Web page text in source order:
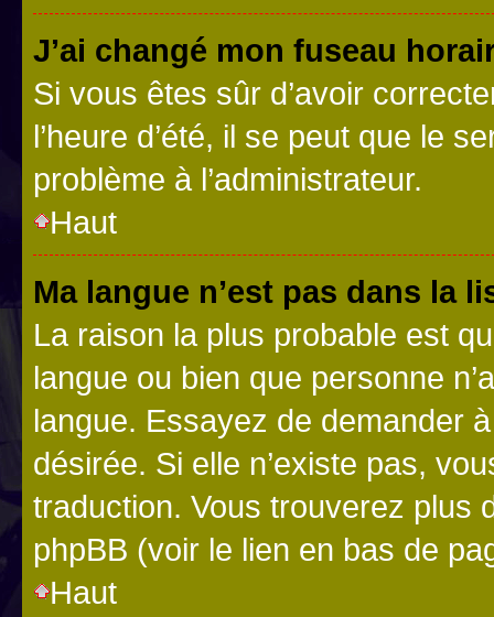
J’ai changé mon fuseau
Si vous êtes sûr d’avoir
l’heure d’été, il se peut que le
problème à l’administrateur.
Haut
Ma langue n’est pas dans la
La raison la plus probable est
langue ou bien que personne
langue. Essayez de demander
désirée. Si elle n’existe pas,
traduction. Vous trouverez plus
phpBB (voir le lien en bas de
Haut